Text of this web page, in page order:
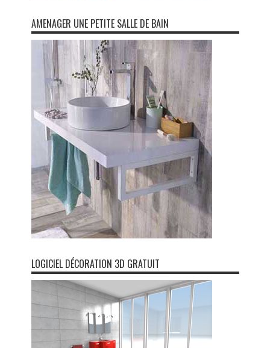
AMENAGER UNE PETITE SALLE DE BAIN
LOGICIEL DÉCORATION 3D GRATUIT